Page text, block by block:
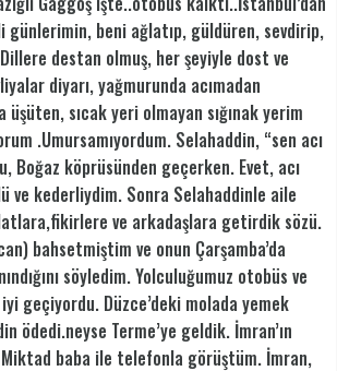
günlerimin, beni ağlatıp, güldüren, sevdirip,
destan olmuş, her şeyiyle dost ve
diyarı, yağmurunda acımadan
sıcak yeri olmayan sığınak yerim
.Umursamıyordum. Selahaddin, “sen acı
Boğaz köprüsünden geçerken. Evet, acı
ve kederliydim. Sonra Selahaddinle aile
ve arkadaşlara getirdik sözü.
bahsetmiştim ve onun Çarşamba’da
söyledim. Yolculuğumuz otobüs ve
geçiyordu. Düzce’deki molada yemek
ödedi.neyse Terme’ye geldik. İmran’ın
Miktad baba ile telefonla görüştüm. İmran,